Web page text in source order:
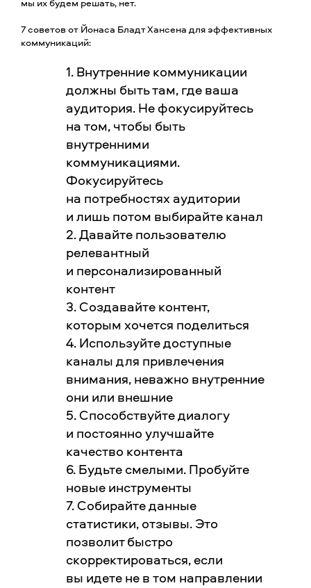
7 советов от Йонаса Бладт Хансена для эффективных
коммуникаций:
1. Внутренние коммуникации
должны быть там, где ваша
аудитория. Не фокусируйтесь
на том, чтобы быть
внутренними
коммуникациями.
Фокусируйтесь
на потребностях аудитории
и лишь потом выбирайте канал
2. Давайте пользователю
релевантный
и персонализированный
контент
3. Создавайте контент,
которым хочется поделиться
4. Используйте доступные
каналы для привлечения
внимания, неважно внутренние
они или внешние
5. Способствуйте диалогу
и постоянно улучшайте
качество контента
6. Будьте смелыми. Пробуйте
новые инструменты
7. Собирайте данные
статистики, отзывы. Это
позволит быстро
скорректироваться, если
вы идете не в том направлении